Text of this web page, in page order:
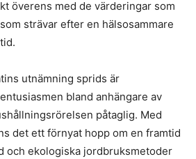
överens med de värderingar som
strävar efter en hälsosammare
utnämning sprids är
bland anhängare av
påtaglig. Med
det ett förnyat hopp om en framtid
och ekologiska jordbruksmetoder